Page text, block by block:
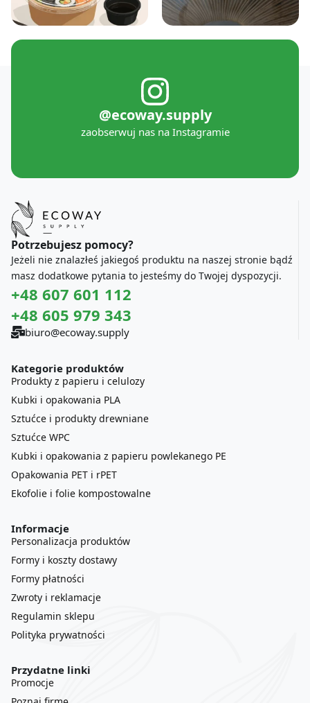
@ecoway.supply
zaobserwuj nas na Instagramie
Potrzebujesz pomocy?
Jeżeli nie znalazłeś jakiegoś produktu na naszej stronie bądź
masz dodatkowe pytania to jesteśmy do Twojej dyspozycji.
+48 607 601 112
+48 605 979 343
biuro@ecoway.supply
Kategorie produktów
Produkty z papieru i celulozy
Kubki i opakowania PLA
Sztućce i produkty drewniane
Sztućce WPC
Kubki i opakowania z papieru powlekanego PE
Opakowania PET i rPET
Ekofolie i folie kompostowalne
Informacje
Personalizacja produktów
Formy i koszty dostawy
Formy płatności
Zwroty i reklamacje
Regulamin sklepu
Polityka prywatności
Przydatne linki
Promocje